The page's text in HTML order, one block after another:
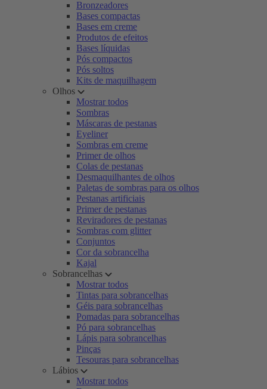
Bronzeadores
Bases compactas
Bases em creme
Produtos de efeitos
Bases líquidas
Pós compactos
Pós soltos
Kits de maquilhagem
Olhos
Mostrar todos
Sombras
Máscaras de pestanas
Eyeliner
Sombras em creme
Primer de olhos
Colas de pestanas
Desmaquilhantes de olhos
Paletas de sombras para os olhos
Pestanas artificiais
Primer de pestanas
Reviradores de pestanas
Sombras com glitter
Conjuntos
Cor da sobrancelha
Kajal
Sobrancelhas
Mostrar todos
Tintas para sobrancelhas
Géis para sobrancelhas
Pomadas para sobrancelhas
Pó para sobrancelhas
Lápis para sobrancelhas
Pinças
Tesouras para sobrancelhas
Lábios
Mostrar todos